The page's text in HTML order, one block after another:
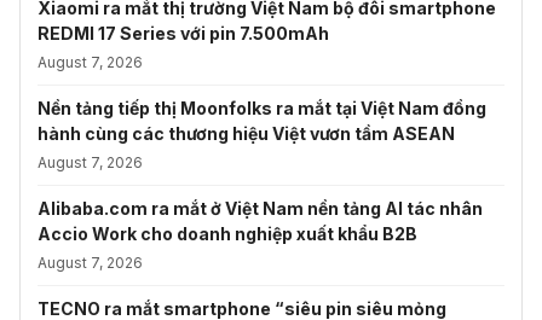
Xiaomi ra mắt thị trường Việt Nam bộ đôi smartphone
REDMI 17 Series với pin 7.500mAh
August 7, 2026
Nền tảng tiếp thị Moonfolks ra mắt tại Việt Nam đồng
hành cùng các thương hiệu Việt vươn tầm ASEAN
August 7, 2026
Alibaba.com ra mắt ở Việt Nam nền tảng AI tác nhân
Accio Work cho doanh nghiệp xuất khẩu B2B
August 7, 2026
TECNO ra mắt smartphone “siêu pin siêu mỏng